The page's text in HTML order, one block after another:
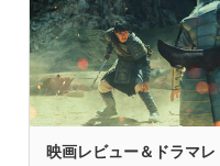
映画レビュー＆ドラマレ